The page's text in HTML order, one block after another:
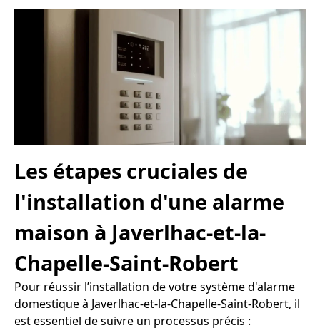
Les étapes cruciales de
l'installation d'une alarme
maison à Javerlhac-et-la-
Chapelle-Saint-Robert
Pour réussir l’installation de votre système d'alarme
domestique à Javerlhac-et-la-Chapelle-Saint-Robert, il
est essentiel de suivre un processus précis :